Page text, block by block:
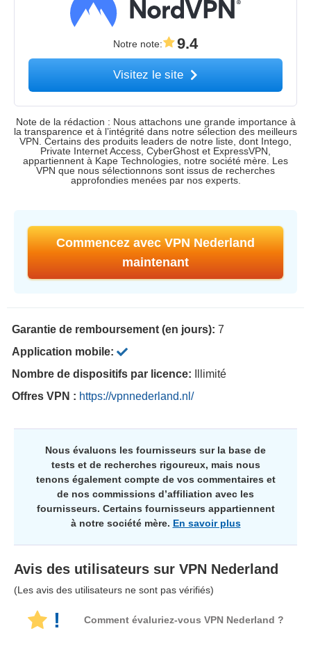
Notre note: 9.4
Visitez le site
Note de la rédaction : Nous attachons une grande importance à
la transparence et à l’intégrité dans notre sélection des meilleurs
VPN. Certains des produits leaders de notre liste, dont Intego,
Private Internet Access, CyberGhost et ExpressVPN,
appartiennent à Kape Technologies, notre société mère. Les
VPN que nous sélectionnons sont issus de recherches
approfondies menées par nos experts.
Commencez avec VPN Nederland
maintenant
Garantie de remboursement (en jours): 7
Application mobile:
Nombre de dispositifs par licence:
Illimité
Offres VPN : https://vpnnederland.nl/
Nous évaluons les fournisseurs sur la base de
tests et de recherches rigoureux, mais nous
tenons également compte de vos commentaires et
de nos commissions d’affiliation avec les
fournisseurs. Certains fournisseurs appartiennent
à notre société mère. En savoir plus
Avis des utilisateurs sur VPN Nederland
(Les avis des utilisateurs ne sont pas vérifiés)
! Comment évaluriez-vous VPN Nederland ?